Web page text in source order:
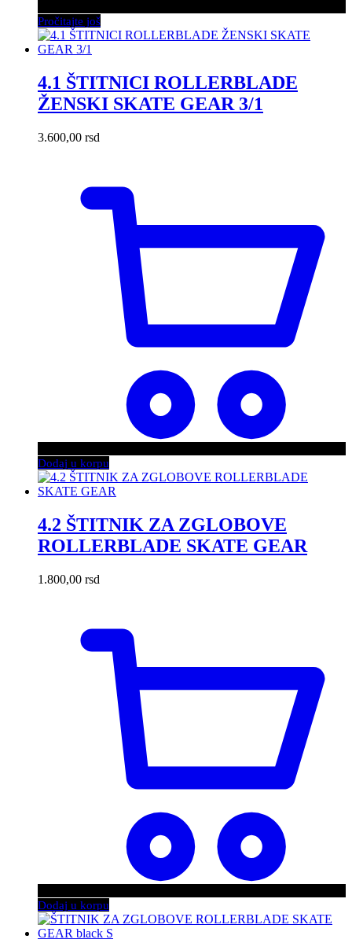
Pročitajte još
4.1 ŠTITNICI ROLLERBLADE
ŽENSKI SKATE GEAR 3/1
3.600,00 rsd
Dodaj u korpu
4.2 ŠTITNIK ZA ZGLOBOVE
ROLLERBLADE SKATE GEAR
1.800,00 rsd
Dodaj u korpu